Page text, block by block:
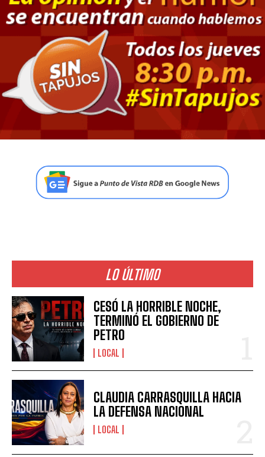
LO ÚLTIMO
CESÓ LA HORRIBLE NOCHE,
TERMINÓ EL GOBIERNO DE
PETRO
LOCAL
CLAUDIA CARRASQUILLA HACIA
LA DEFENSA NACIONAL
LOCAL